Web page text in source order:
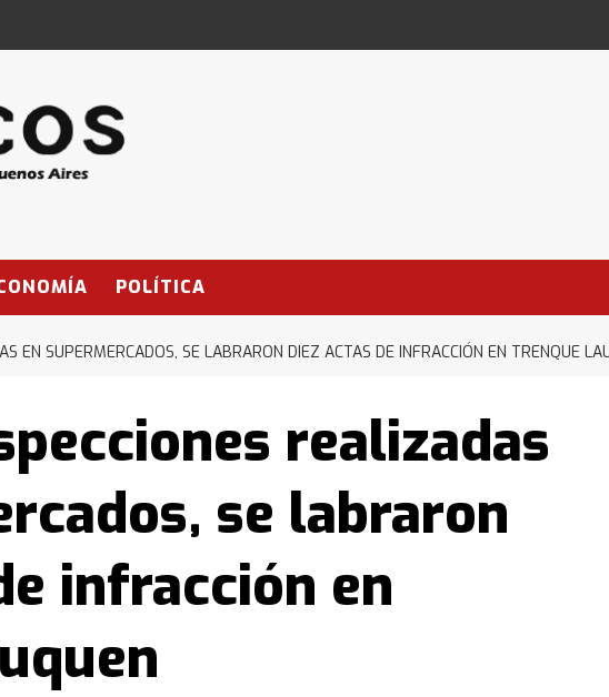
POLÍTICA
EN SUPERMERCADOS, SE LABRARON DIEZ ACTAS DE INFRACCIÓN EN TRENQUE
realizadas
se labraron
infracción en